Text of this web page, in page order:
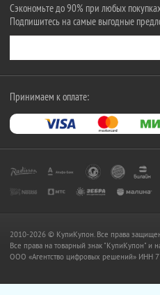
Сэкономьте до 90% при любых
Подпишитесь на самые выгодные
Принимаем к оплате:
2010-2026 © КупиКупон. Все права
Все права на товарный знак "КупиКупон" и
OOO «Агентство цифровых решений» ИНН